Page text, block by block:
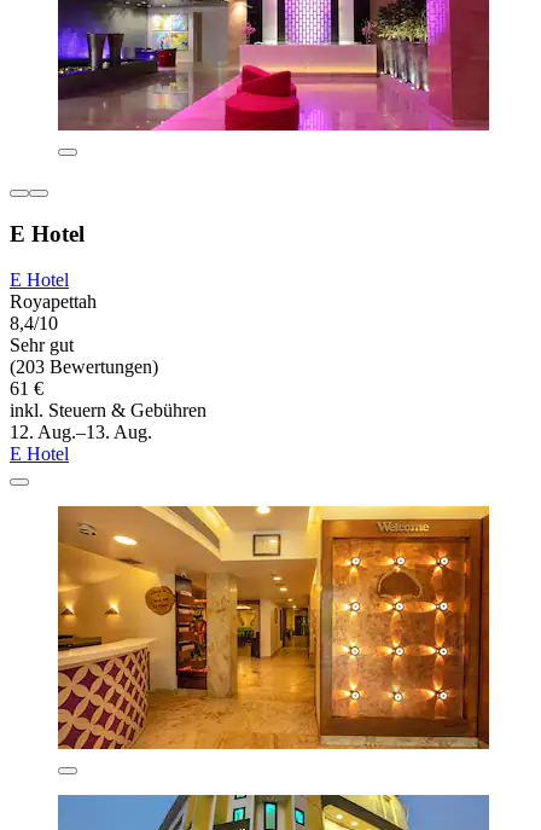
E Hotel
E Hotel
Royapettah
8,4/10
Sehr gut
(203 Bewertungen)
61 €
inkl. Steuern & Gebühren
12. Aug.–13. Aug.
E Hotel